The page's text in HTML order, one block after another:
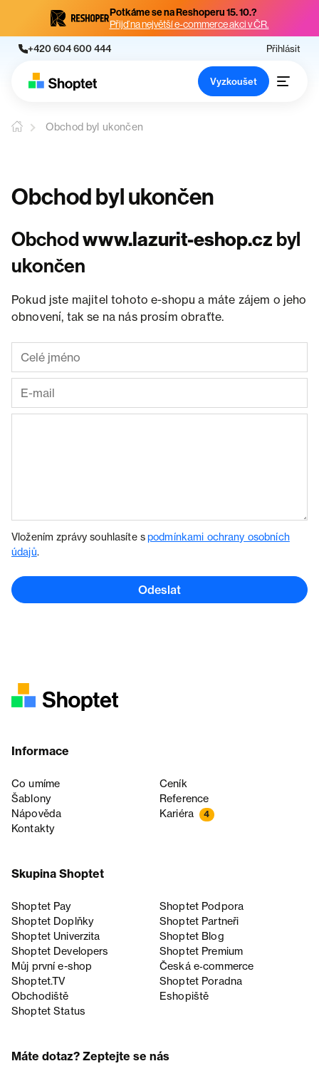
Potkáme se na Reshoperu 15. 10.?
Přijď na největší e-commerce akci v ČR.
+420 604 600 444 Přihlásit
Vyzkoušet
Obchod byl ukončen
Obchod byl ukončen
Obchodwww.lazurit-eshop.cz byl
ukončen
Pokud jste majitel tohoto e-shopu a máte zájem o jeho
obnovení, tak se na nás prosím obraťte.
Vložením zprávy souhlasíte spodmínkami ochrany osobních
údajů.
Odeslat
Informace
Co umíme
Ceník
Šablony
Reference
Nápověda
Kariéra 4
Kontakty
Skupina Shoptet
Shoptet Pay
Shoptet Podpora
Shoptet Doplňky
Shoptet Partneři
Shoptet Univerzita
Shoptet Blog
Shoptet Developers
Shoptet Premium
Můj první e-shop
Česká e‑commerce
Shoptet.TV
Shoptet Poradna
Obchodiště
Eshopiště
Shoptet Status
Máte dotaz? Zeptejte se nás